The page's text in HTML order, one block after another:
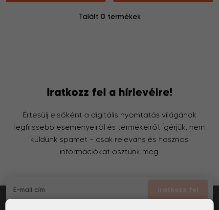
Talált 0 termékek
Iratkozz fel a hírlevélre!
Értesülj elsőként a digitális nyomtatás világának
legfrissebb eseményeiről és termékeiről. Ígérjük, nem
küldünk spamet – csak releváns és hasznos
információkat osztunk meg.
Iratkozz fel